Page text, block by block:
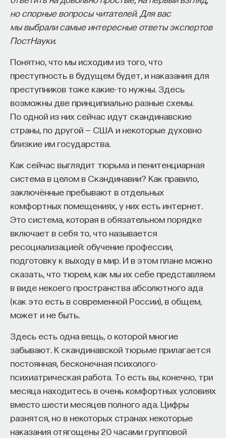
но спорные вопросы читателей. Для вас
мы выбрали самые интересные ответы экспертов
ПостНауки.
Понятно, что мы исходим из того, что
преступность в будущем будет, и наказания для
преступников тоже какие-то нужны. Здесь
возможны две принципиально разные схемы.
По одной из них сейчас идут скандинавские
страны, по другой — США и некоторые духовно
близкие им государства.
Как сейчас выглядит тюрьма и пенитенциарная
система в целом в Скандинавии? Как правило,
заключённые пребывают в отдельных
комфортных помещениях, у них есть интернет.
Это система, которая в обязательном порядке
включает в себя то, что называется
ресоциализацией: обучение профессии,
подготовку к выходу в мир. И в этом плане можно
сказать, что тюрем, как мы их себе представляем
в виде некоего пространства абсолютного ада
(как это есть в современной России), в общем,
может и не быть.
Здесь есть одна вещь, о которой многие
забывают. К скандинавской тюрьме прилагается
постоянная, бесконечная психолого-
психиатрическая работа. То есть вы, конечно, три
месяца находитесь в очень комфортных условиях
вместо шести месяцев полного ада. Цифры
разнятся, но в некоторых странах некоторые
наказания отягощены 20 часами групповой
собственное будущее, почему результаты
образования раскрываются на длинной дистанции,
и что на самом деле должен уметь студент,
А еще — почему ИИ не стоит просто запрещать,
как использовать его для диалога, и зачем
университету учить не только знаниям, но и самой
практике мышления и коммуникации.
Основатель ПостНауки Ивар Максутов запускает
проект Naukka Talents.
Это глобальная экосистема для поиска и найма
STEM-специалистов (Science, Technology,
Engineering, Mathematics) в самые амбициозные
Deep-Tech и Biotech проекты по всему миру. Если
вы занимаетесь биоинформатикой, молекулярной
биологией, ИИ или другими наукоемкими
дисциплинами, проект поможет вам найти место
в командах, меняющих индустрию.
Как стать участником:
Заполнить анкету кандидата
Посмотреть текущие вакансии
Образование работает дольше,
чем кажется
«Тема кажется простой: мы определяем цели,
движемся к ним — и дальше все должно
работать. Но в реальности с целеполаганием все
намного сложнее. Проблема не только
во временном разрыве, когда результат должен
и культурных исследований, не омраченных
предрассудками. С тех пор было сделано много
открытий, проливающих свет на эту сторону
человеческой жизни.
Социальная моногамия ≠
сексуальная моногамия
Проследить единую логику выстраивания половых
взаимоотношений у людей и у животных
невозможно. Полиандрия, полигиния
этом можно сказать, что моногамия частично
противоестественна.
Это объясняется тем, что вклад самки и самца
в репродукцию асимметричен. У женщин около
500 яйцеклеток на всю жизнь, в то время как
количество сперматозоидов у мужчин бессчетно
(хотя снижается их подвижность и др.).
Беременность также требует больших
энергетических затрат. У животных, особенно
у высших, самка исходно вкладывает в потомство
больше, ведь плод надо выносить в утробе
ограничивается только спариванием, склонны
к «дезертирству».
При этом необходимо разделять моногамию
сексуальную и моногамию социальную, когда два
партнера привязаны друг к другу, живут вместе
и вкладывают ресурсы в выращивание
потомства.